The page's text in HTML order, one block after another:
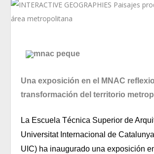
Una exposición en el MNAC
transformación del territorio
La Escuela Técnica Superior de
Universitat Internacional de
UIC) ha inaugurado una exposición